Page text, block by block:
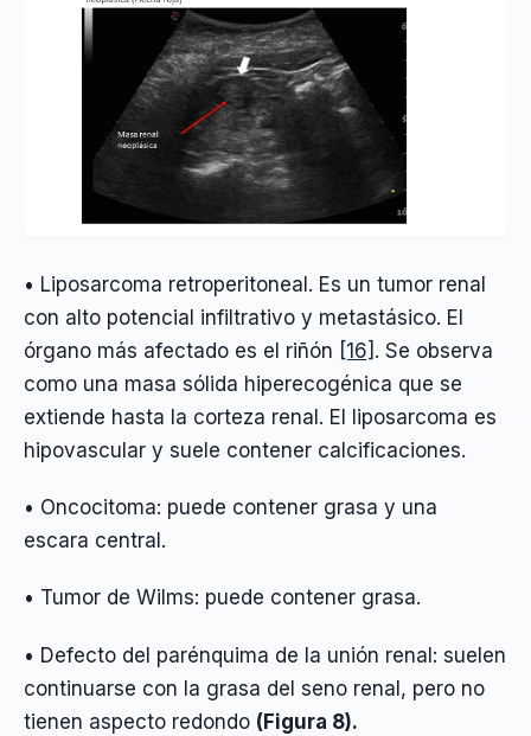
• Liposarcoma retroperitoneal. Es un tumor renal
con alto potencial infiltrativo y metastásico. El
órgano más afectado es el riñón [16] . Se observa
como una masa sólida hiperecogénica que se
extiende hasta la corteza renal. El liposarcoma es
hipovascular y suele contener calcificaciones.
• Oncocitoma: puede contener grasa y una
escara central.
• Tumor de Wilms: puede contener grasa.
• Defecto del parénquima de la unión renal: suelen
continuarse con la grasa del seno renal, pero no
tienen aspecto redondo (Figura 8).